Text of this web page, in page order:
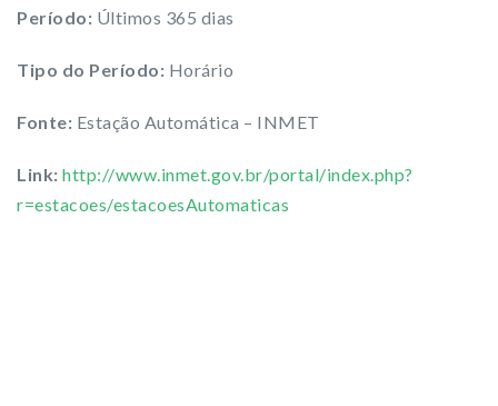
Período: Últimos 365 dias
Tipo do Período: Horário
Fonte: Estação Automática – INMET
Link: http://www.inmet.gov.br/portal/index.php?
r=estacoes/estacoesAutomaticas